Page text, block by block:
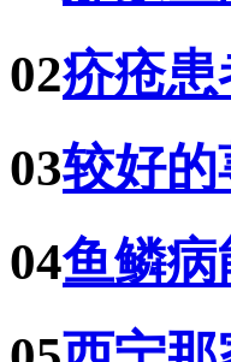
02疥疮
03较好
04鱼鳞